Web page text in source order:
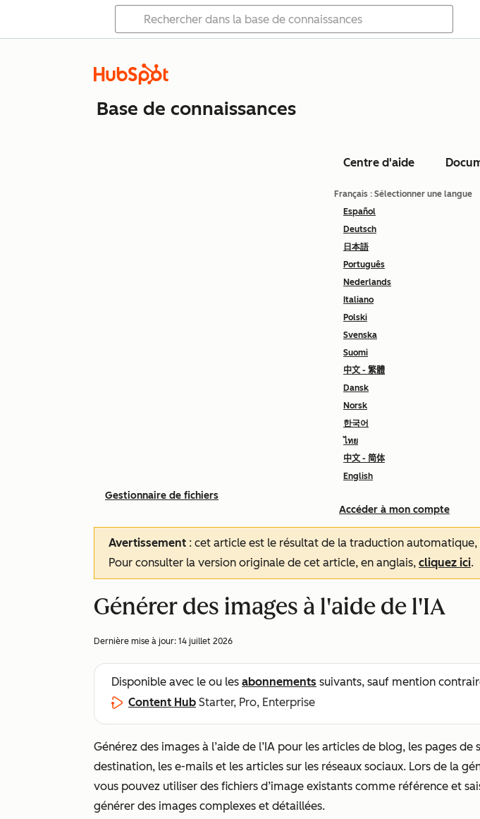
Base de connaissances
Centre d'aide
Français : Sélectionner une langue
Español
Deutsch
日本語
Português
Nederlands
Italiano
Polski
Svenska
Suomi
中文 - 繁體
Dansk
Norsk
한국어
ไทย
中文 - 简体
English
Accéder à mon compte
Gestionnaire de fichiers
Avertissement : cet article est le résultat de la traduction
Pour consulter la version originale de cet article, en anglais, cliquez ici.
Générer des images à l'aide de l'IA
Dernière mise à jour: 14 juillet 2026
Disponible avec le ou les abonnements suivants, sauf mention
Content Hub Starter, Pro, Enterprise
Générez des images à l’aide de l’IA pour les articles de blog, les pages de
destination, les e-mails et les articles sur les réseaux sociaux. Lors de la
vous pouvez utiliser des fichiers d’image existants comme référence et
générer des images complexes et détaillées.